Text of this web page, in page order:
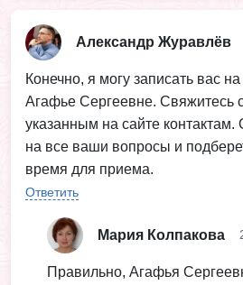
Александр Журавлёв
Конечно, я могу записать вас
Агафье Сергеевне. Свяжитесь
указанным на сайте контактам.
на все ваши вопросы и
время для приема.
Ответить
Мария Колпакова
Правильно, Агафья